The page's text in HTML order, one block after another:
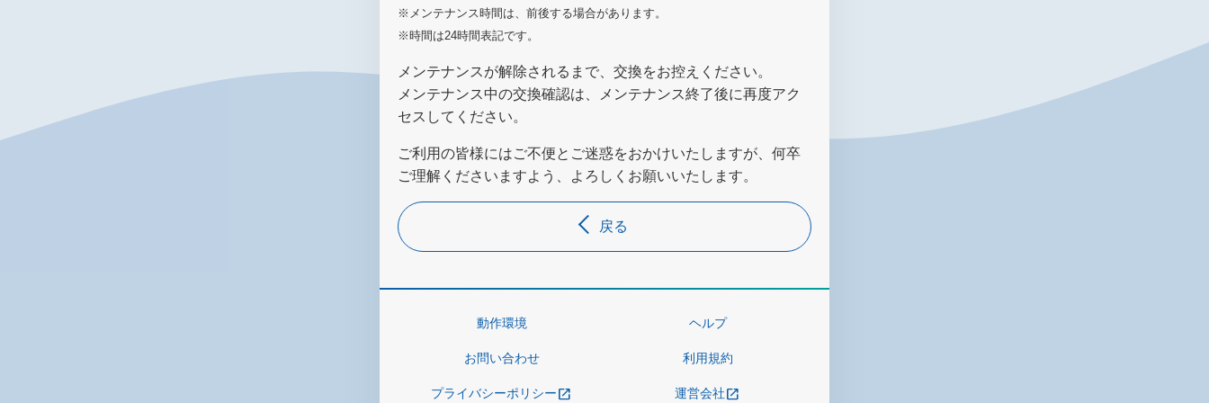
※メンテナンス時間は、前後する場合があります。
※時間は24時間表記です。
メンテナンスが解除されるまで、交換をお控えください。
メンテナンス中の交換確認は、メンテナンス終了後に再度アク
セスしてください。
ご利用の皆様にはご不便とご迷惑をおかけいたしますが、何卒
ご理解くださいますよう、よろしくお願いいたします。
戻る
動作環境 ヘルプ
お問い合わせ 利用規約
プライバシーポリシー 運営会社